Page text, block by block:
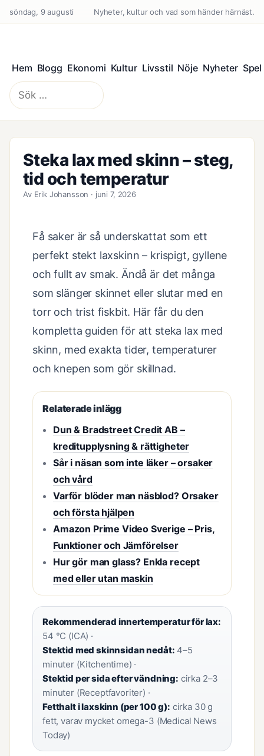
söndag, 9 augusti Nyheter, kultur och vad som händer härnäst.
Hem Blogg Ekonomi Kultur Livsstil Nöje Nyheter Spel
Sök
efter:
Steka lax med skinn – steg,
tid och temperatur
Av Erik Johansson · juni 7, 2026
Få saker är så underskattat som ett
perfekt stekt laxskinn – krispigt, gyllene
och fullt av smak. Ändå är det många
som slänger skinnet eller slutar med en
torr och trist fiskbit. Här får du den
kompletta guiden för att steka lax med
skinn, med exakta tider, temperaturer
och knepen som gör skillnad.
Relaterade inlägg
Dun & Bradstreet Credit AB –
kreditupplysning & rättigheter
Sår i näsan som inte läker – orsaker
och vård
Varför blöder man näsblod? Orsaker
och första hjälpen
Amazon Prime Video Sverige – Pris,
Funktioner och Jämförelser
Hur gör man glass? Enkla recept
med eller utan maskin
Rekommenderad innertemperatur för lax:
54 °C (ICA) ·
Stektid med skinnsidan nedåt: 4–5
minuter (Kitchentime) ·
Stektid per sida efter vändning: cirka 2–3
minuter (Receptfavoriter) ·
Fetthalt i laxskinn (per 100 g): cirka 30 g
fett, varav mycket omega-3 (Medical News
Today)